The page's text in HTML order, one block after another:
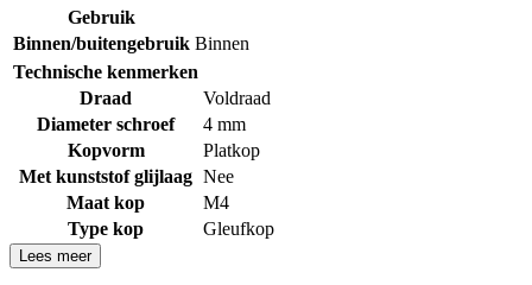
Gebruik
Binnen/buitengebruik Binnen
Technische kenmerken
Draad
Voldraad
Diameter schroef
4 mm
Kopvorm
Platkop
Met kunststof glijlaag Nee
Maat kop
M4
Type kop
Gleufkop
Lees meer